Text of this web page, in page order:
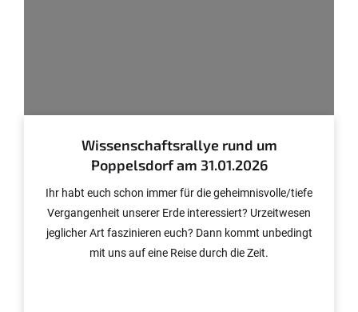
Wissenschaftsrallye rund um
Poppelsdorf am 31.01.2026
Ihr habt euch schon immer für die geheimnisvolle/tiefe
Vergangenheit unserer Erde interessiert? Urzeitwesen
jeglicher Art faszinieren euch? Dann kommt unbedingt
mit uns auf eine Reise durch die Zeit.